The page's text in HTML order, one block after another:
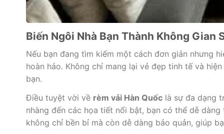
Biến Ngôi Nhà Bạn Thành Không Gian
Nếu bạn đang tìm kiếm một cách đơn giản nhưng
hoàn hảo. Không chỉ mang lại vẻ đẹp tinh tế và
bạn.
Điều tuyệt vời về rèm vải Hàn Quốclà sự đa dạng
nhàng đến các họa tiết nổi bật, bạn có thể dễ
không chỉ bền bỉ mà còn dễ dàng bảo quản, giúp